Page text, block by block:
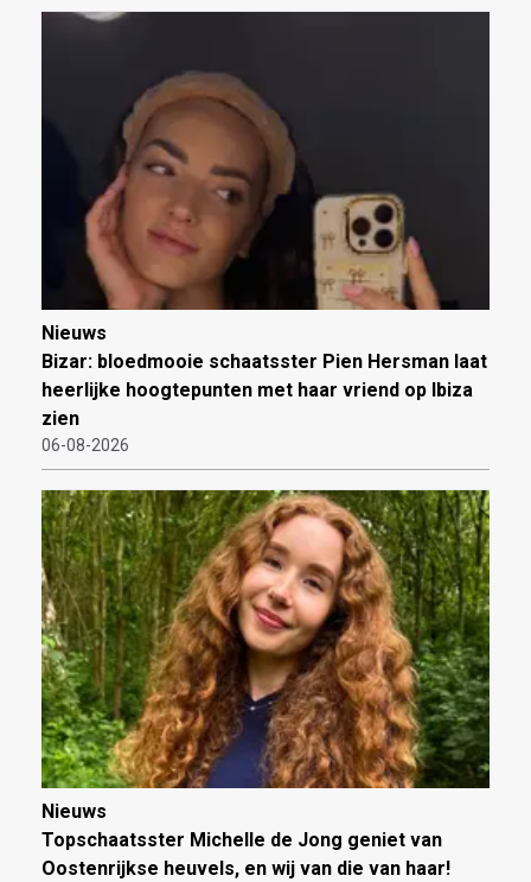
Nieuws
Bizar: bloedmooie schaatsster Pien Hersman laat
heerlijke hoogtepunten met haar vriend op Ibiza
zien
06-08-2026
Nieuws
Topschaatsster Michelle de Jong geniet van
Oostenrijkse heuvels, en wij van die van haar!